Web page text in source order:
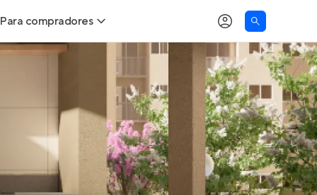
Para compradores
Buscar um imóvel novo
Calcule seu Poder de Compra
Comprar x Alugar
Correção do INCC